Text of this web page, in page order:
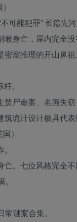
可能犯罪” 长篇先河
身亡，屋内完全
室推理的开山鼻祖
。
尸命案、名画失
诡计设计极具代表
）
。七位风格完全
谜案合集。